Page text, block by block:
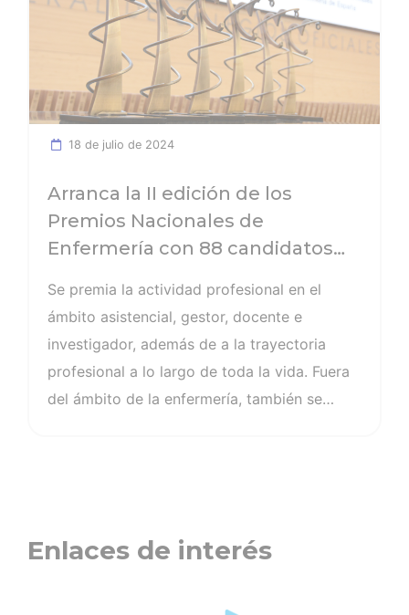
18 de julio de 2024
Arranca la II edición de los
Premios Nacionales de
Enfermería con 88 candidatos
provinciales
Se premia la actividad profesional en el
ámbito asistencial, gestor, docente e
investigador, además de a la trayectoria
profesional a lo largo de toda la vida. Fuera
del ámbito de la enfermería, también se
Enfermería, “queremos premiar a quienes
más destacan en el ejercicio profesional en
Enlaces de interés